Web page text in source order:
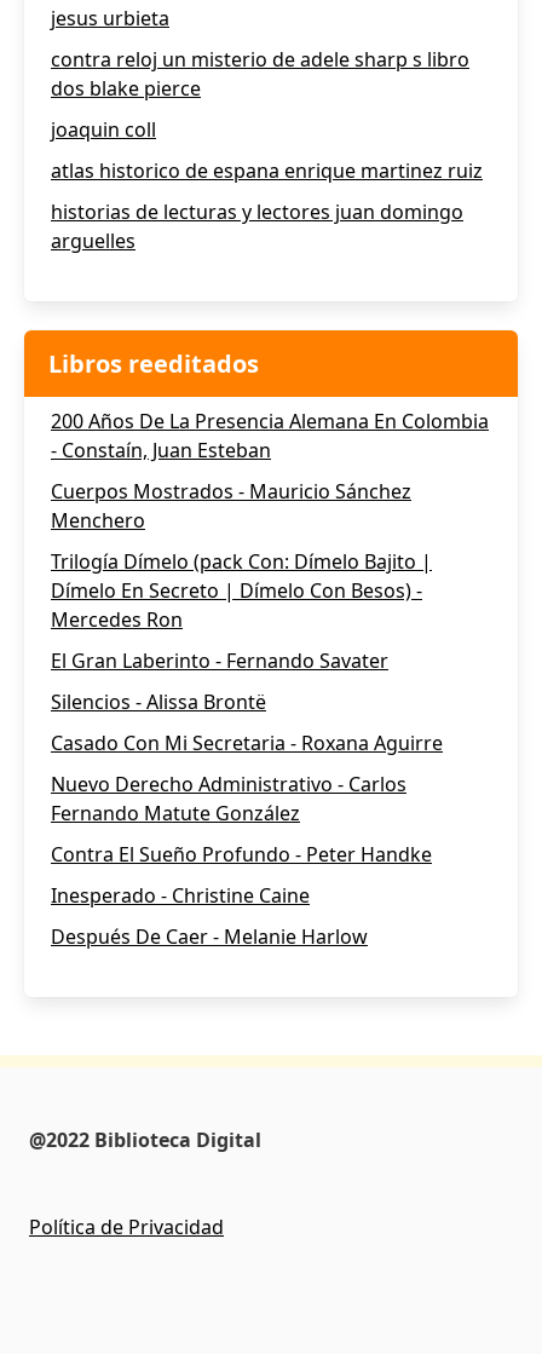
jesus urbieta
contra reloj un misterio de adele sharp s libro
dos blake pierce
joaquin coll
atlas historico de espana enrique martinez ruiz
historias de lecturas y lectores juan domingo
arguelles
Libros reeditados
200 Años De La Presencia Alemana En Colombia
- Constaín, Juan Esteban
Cuerpos Mostrados - Mauricio Sánchez
Menchero
Trilogía Dímelo (pack Con: Dímelo Bajito |
Dímelo En Secreto | Dímelo Con Besos) -
Mercedes Ron
El Gran Laberinto - Fernando Savater
Silencios - Alissa Brontë
Casado Con Mi Secretaria - Roxana Aguirre
Nuevo Derecho Administrativo - Carlos
Fernando Matute González
Contra El Sueño Profundo - Peter Handke
Inesperado - Christine Caine
Después De Caer - Melanie Harlow
@2022 Biblioteca Digital
Política de Privacidad